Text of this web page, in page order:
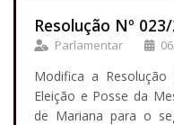
Resolução Nº
Parlamentar
Modifica a
Eleição e Posse da
de Mariana para o